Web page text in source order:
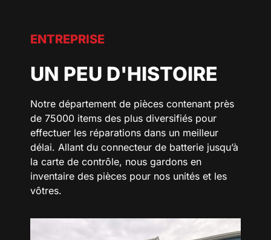
ENTREPRISE
UN PEU D'HISTOIRE
Notre département de pièces contenant près
de 75000 items des plus diversifiés pour
effectuer les réparations dans un meilleur
délai. Allant du connecteur de batterie jusqu’à
la carte de contrôle, nous gardons en
inventaire des pièces pour nos unités et les
vôtres.